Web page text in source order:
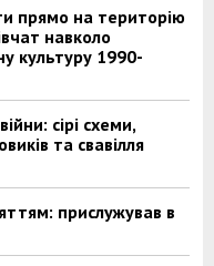
прямо на територію
навколо
культуру 1990-
сірі схеми,
та свавілля
прислужував в